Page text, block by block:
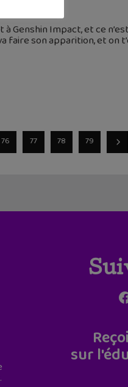
Genshin Impact, et ce
faire son apparition, et on
76 77 78 79
sur